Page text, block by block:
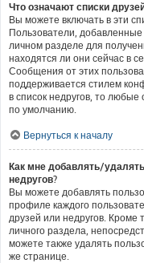
Что означают списки
Вы можете включать в эти
Пользователи,
личном разделе для
находятся ли они сейчас в
Сообщения от этих
поддерживается стилем
в список недругов, то
по умолчанию.
Вернуться к началу
Как мне добавлять/
недругов?
Вы можете добавлять
профиле каждого
друзей или недругов. Кроме
личного раздела,
можете также удалять
же странице.